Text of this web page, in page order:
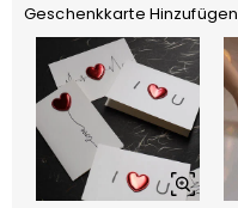
Geschenkkarte Hinzufügen